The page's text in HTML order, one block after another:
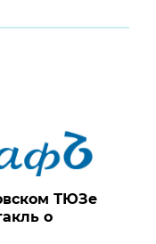
ТЮЗе
о